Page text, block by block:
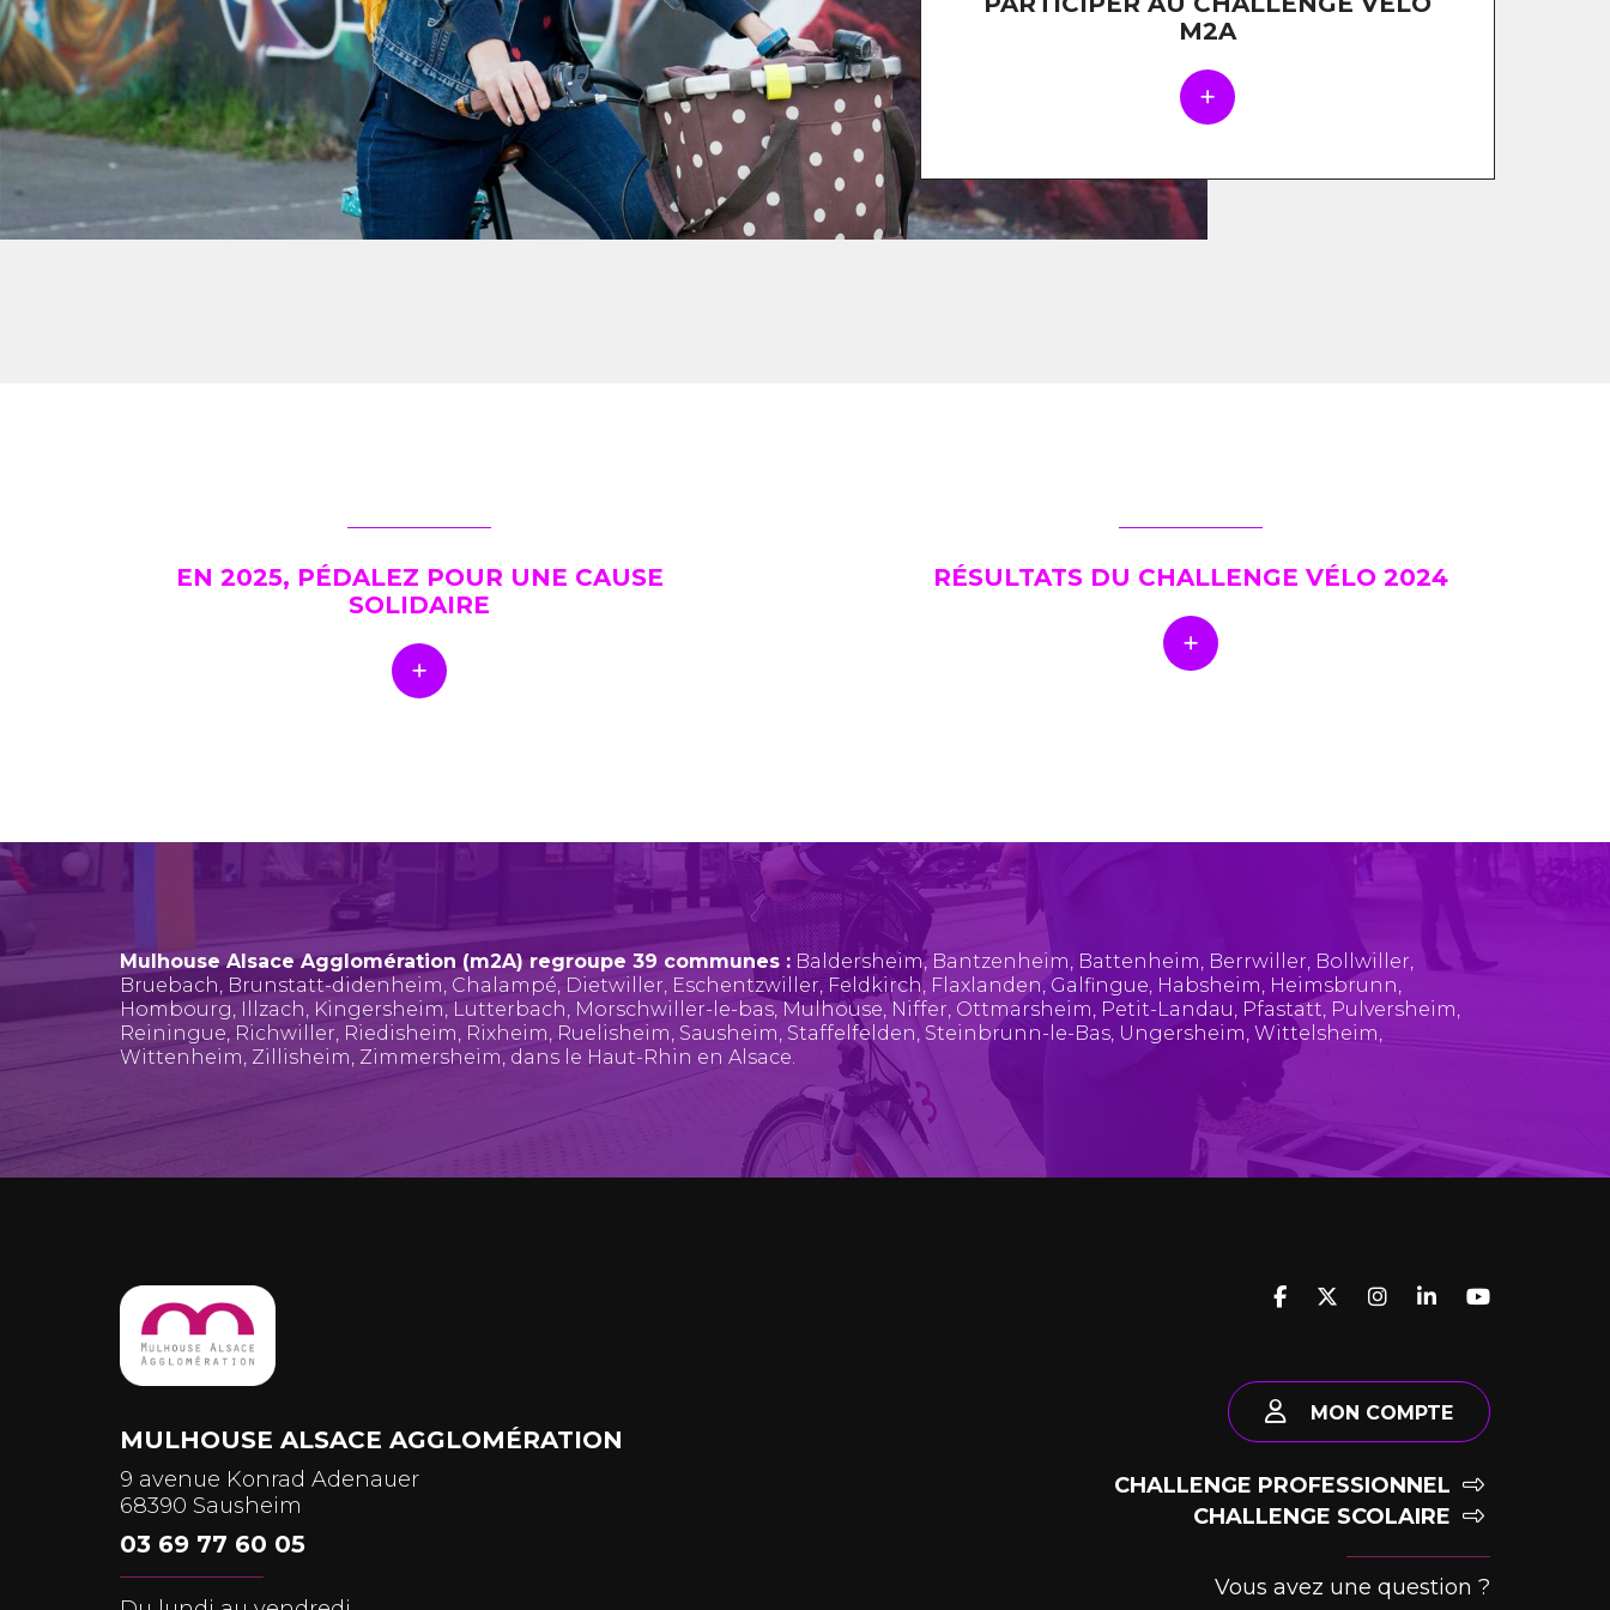
M2A
EN 2025, PÉDALEZ POUR UNE CAUSE
SOLIDAIRE
RÉSULTATS DU CHALLENGE VÉLO 2024
Mulhouse Alsace Agglomération (m2A) regroupe 39 communes : Baldersheim, Bantzenheim, Battenheim, Berrwiller, Bollwiller,
Bruebach, Brunstatt-didenheim, Chalampé, Dietwiller, Eschentzwiller, Feldkirch, Flaxlanden, Galfingue, Habsheim, Heimsbrunn,
Hombourg, Illzach, Kingersheim, Lutterbach, Morschwiller-le-bas,Mulhouse, Niffer, Ottmarsheim, Petit-Landau, Pfastatt, Pulversheim,
Reiningue, Richwiller, Riedisheim, Rixheim, Ruelisheim, Sausheim, Staffelfelden, Steinbrunn-le-Bas, Ungersheim, Wittelsheim,
Wittenheim, Zillisheim, Zimmersheim, dans le Haut-Rhin en Alsace.
MULHOUSE ALSACE AGGLOMÉRATION
9 avenue Konrad Adenauer
68390 Sausheim
03 69 77 60 05
MON COMPTE
CHALLENGE PROFESSIONNEL
CHALLENGE SCOLAIRE
Vous avez une question ?